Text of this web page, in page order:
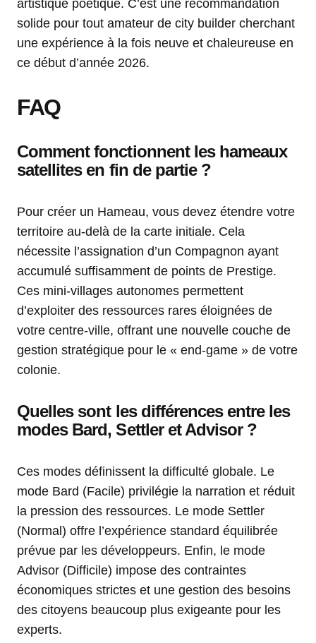
artistique poétique. C’est une recommandation
solide pour tout amateur de city builder cherchant
une expérience à la fois neuve et chaleureuse en
ce début d’année 2026.
FAQ
Comment fonctionnent les hameaux
satellites en fin de partie ?
Pour créer un Hameau, vous devez étendre votre
territoire au-delà de la carte initiale. Cela
nécessite l’assignation d’un Compagnon ayant
accumulé suffisamment de points de Prestige.
Ces mini-villages autonomes permettent
d’exploiter des ressources rares éloignées de
votre centre-ville, offrant une nouvelle couche de
gestion stratégique pour le « end-game » de votre
colonie.
Quelles sont les différences entre les
modes Bard, Settler et Advisor ?
Ces modes définissent la difficulté globale. Le
mode Bard (Facile) privilégie la narration et réduit
la pression des ressources. Le mode Settler
(Normal) offre l’expérience standard équilibrée
prévue par les développeurs. Enfin, le mode
Advisor (Difficile) impose des contraintes
économiques strictes et une gestion des besoins
des citoyens beaucoup plus exigeante pour les
experts.